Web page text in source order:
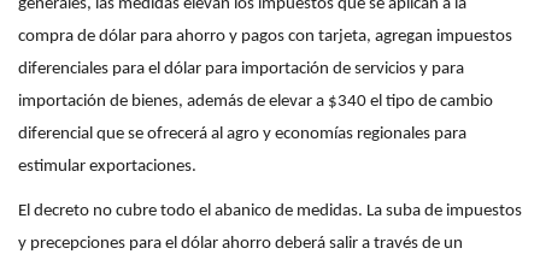
generales, las medidas elevan los impuestos que se aplican a la
compra de dólar para ahorro y pagos con tarjeta, agregan impuestos
diferenciales para el dólar para importación de servicios y para
importación de bienes, además de elevar a $340 el tipo de cambio
diferencial que se ofrecerá al agro y economías regionales para
estimular exportaciones.
El decreto no cubre todo el abanico de medidas. La suba de impuestos
y precepciones para el dólar ahorro deberá salir a través de un